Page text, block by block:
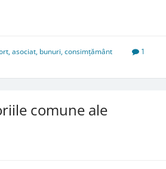
,asociat, bunuri,consimțământ
1
comune ale